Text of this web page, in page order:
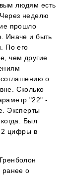
людям есть
неделю
прошло
Иначе и быть
По его
чем другие
соглашению о
Сколько
"22" -
Эксперты
Был
2 цифры в
ранее о